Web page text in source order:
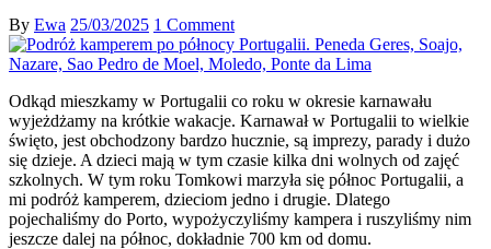
By Ewa 25/03/2025 1 Comment
Odkąd mieszkamy w Portugalii co roku w okresie karnawału
wyjeżdżamy na krótkie wakacje. Karnawał w Portugalii to wielkie
święto, jest obchodzony bardzo hucznie, są imprezy, parady i dużo
się dzieje. A dzieci mają w tym czasie kilka dni wolnych od zajęć
szkolnych. W tym roku Tomkowi marzyła się północ Portugalii, a
mi podróż kamperem, dzieciom jedno i drugie. Dlatego
pojechaliśmy do Porto, wypożyczyliśmy kampera i ruszyliśmy nim
jeszcze dalej na północ, dokładnie 700 km od domu.